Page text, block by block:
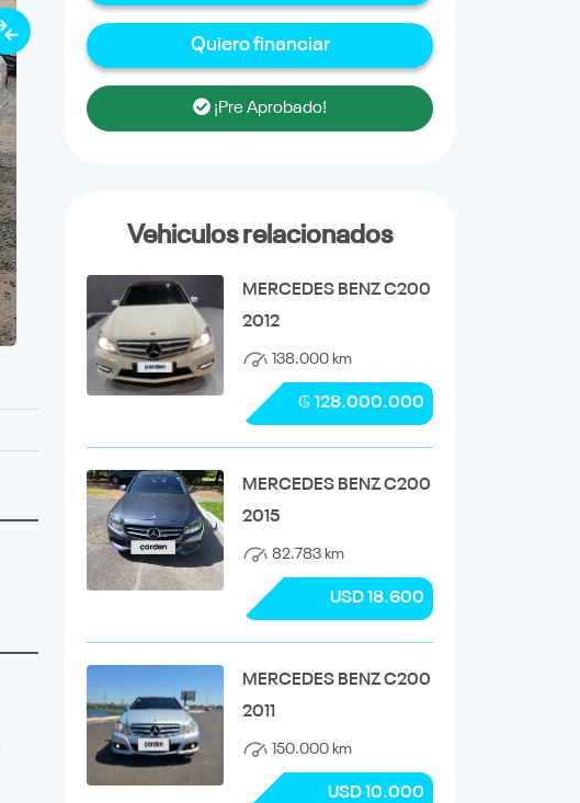
Quiero financiar
¡Pre Aprobado!
Vehiculos relacionados
MERCEDES BENZ C200
2012
138.000 km
₲ 128.000.000
MERCEDES BENZ C200
2015
82.783 km
USD 18.600
MERCEDES BENZ C200
2011
150.000 km
USD 10.000